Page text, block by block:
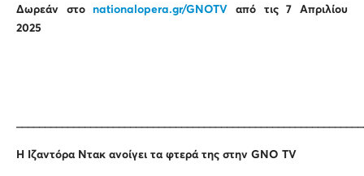
Δωρεάν στο nationalopera.gr/GNOTV
από τις 7 Απριλίου
2025
Η Ιζαντόρα Ντακ ανοίγει τα φτερά της στην GNO TV